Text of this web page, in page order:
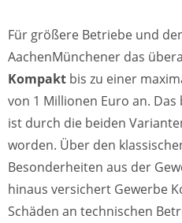
Für größere Betriebe und
AachenMünchener das
Kompakt bis zu einer
von 1 Millionen Euro an.
ist durch die beiden
worden. Über den
Besonderheiten aus der
hinaus versichert Gewerbe
Schäden an technischen